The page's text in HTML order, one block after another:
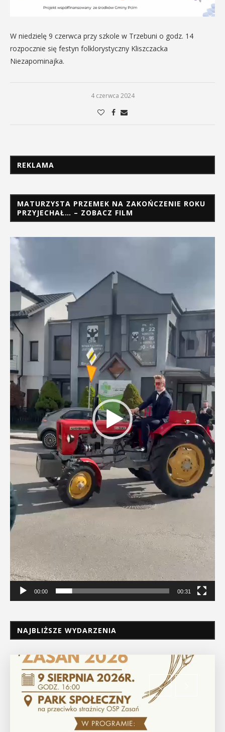
W niedzielę 9 czerwca przy szkole w Trzebuni o godz. 14
rozpocznie się festyn folklorystyczny Kliszczacka
Niezapominajka.
4 czerwca 2024
REKLAMA
MATURZYSTA PRZEMEK NA ZAKOŃCZENIE ROKU
PRZYJECHAŁ… – ZOBACZ FILM
Odtwarzacz
00:00 00:31
NAJBLIŻSZE WYDARZENIA